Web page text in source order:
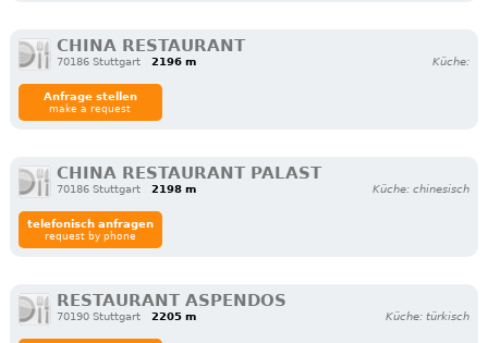
CHINA RESTAURANT
70186 Stuttgart 2196 m Küche:
Anfrage stellen
make a request
CHINA RESTAURANT PALAST
70186 Stuttgart 2198 m Küche: chinesisch
telefonisch anfragen
request by phone
RESTAURANT ASPENDOS
70190 Stuttgart 2205 m Küche: türkisch